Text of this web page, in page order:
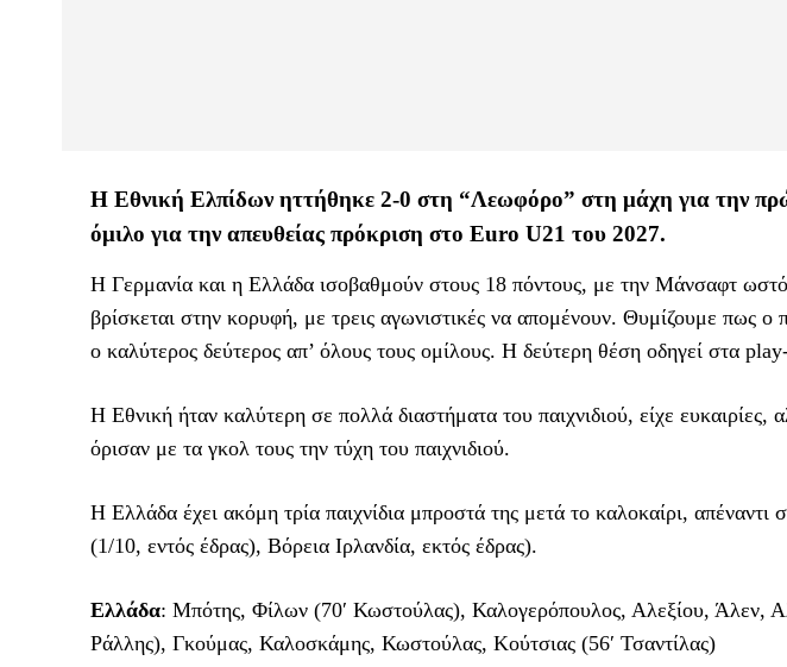
Η Εθνική Ελπίδων ηττήθηκε 2-0 στη “Λεωφόρο” στη μάχη για την
όμιλο για την απευθείας πρόκριση στο Euro U21 του 2027.
Η Γερμανία και η Ελλάδα ισοβαθμούν στους 18 πόντους, με την Μάνσαφτ
βρίσκεται στην κορυφή, με τρεις αγωνιστικές να απομένουν. Θυμίζουμε πως ο
ο καλύτερος δεύτερος απ’ όλους τους ομίλους. Η δεύτερη θέση οδηγεί στα
Η Εθνική ήταν καλύτερη σε πολλά διαστήματα του παιχνιδιού, είχε
όρισαν με τα γκολ τους την τύχη του παιχνιδιού.
Η Ελλάδα έχει ακόμη τρία παιχνίδια μπροστά της μετά το καλοκαίρι,
(1/10, εντός έδρας), Βόρεια Ιρλανδία, εκτός έδρας).
Ελλάδα: Μπότης, Φίλων (70′ Κωστούλας), Καλογερόπουλος, Αλεξίου, Άλεν,
Ράλλης), Γκούμας, Καλοσκάμης, Κωστούλας, Κούτσιας (56′ Τσαντίλας)